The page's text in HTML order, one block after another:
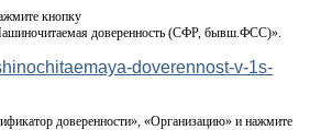
кнопку
доверенность (СФР, бывш.ФСС)».
доверенности», «Организацию» и нажмите